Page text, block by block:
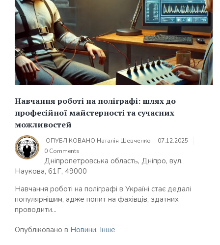
Навчання роботі на поліграфі: шлях до
професійної майстерності та сучасних
можливостей
ОПУБЛІКОВАНО Наталія Шевченко
07.12.2025
0 Comments
Дніпропетровська область, Дніпро, вул.
Наукова, 61Г, 49000
Навчання роботі на поліграфі в Україні стає дедалі
популярнішим, адже попит на фахівців, здатних
проводити...
Опубліковано в Новини, Інше